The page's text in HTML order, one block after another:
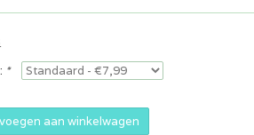
*
aan winkelwagen